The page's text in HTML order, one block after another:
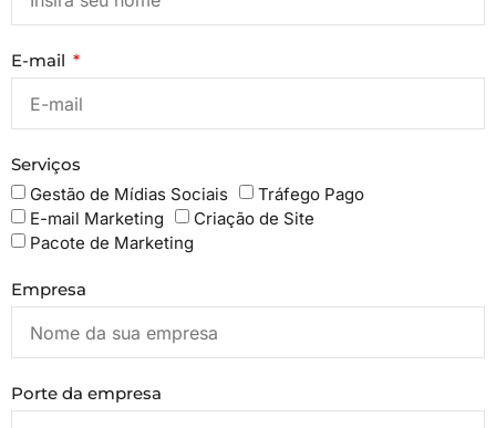
E-mail
Serviços
Gestão de Mídias Sociais
Tráfego Pago
E-mail Marketing
Criação de Site
Pacote de Marketing
Empresa
Porte da empresa